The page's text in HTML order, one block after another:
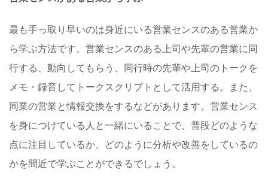
最も手っ取り早いのは身近にいる営業センスのある営業か
ら学ぶ方法です。営業センスのある上司や先輩の営業に同
行する、動向してもらう、同行時の先輩や上司のトークを
メモ・録音してトークスクリプトとして活用する。また、
同業の営業と情報交換をするなどがあります。営業センス
を身につけている人と一緒にいることで、普段どのような
点に注目しているか、どのように分析や改善をしているの
かを間近で学ぶことができるでしょう。